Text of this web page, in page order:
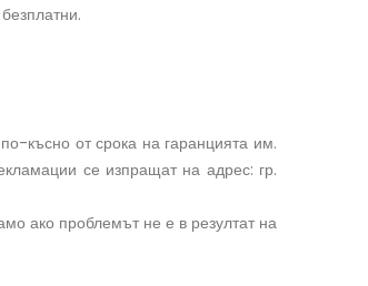
късно от срока на гаранцията им.
се изпращат на адрес: гр.
ако проблемът не е в резултат на